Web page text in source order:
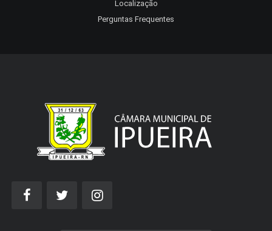
Localização
Perguntas Frequentes